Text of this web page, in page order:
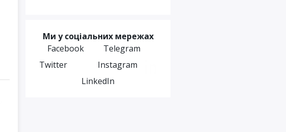
Ми у соціальних мережах
Facebook
Telegram
Twitter
Instagram
LinkedIn